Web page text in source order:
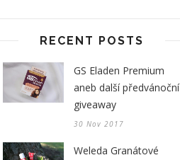
RECENT POSTS
GS Eladen Premium
aneb další předvánoční
giveaway
30 Nov 2017
Weleda Granátové